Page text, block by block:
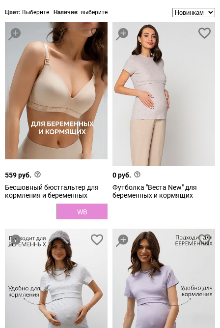
Цвет: Выберите Наличие: выберите
559 руб.
Бесшовный бюстгальтер для
кормления и беременных
WB
0 руб.
Футболка "Веста New" для
беременных и кормящих